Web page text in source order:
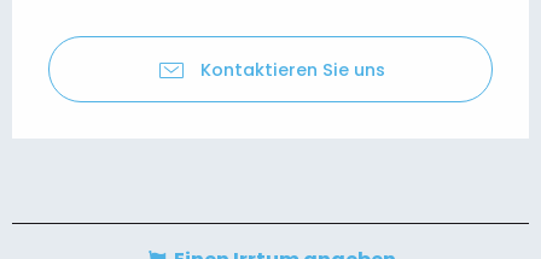
Kontaktieren Sie uns